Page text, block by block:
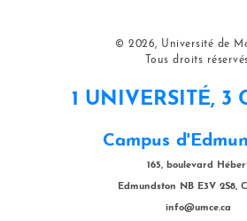
© 2026, Université de
Tous droits
1 UNIVERSITÉ, 3
Campus
165, boulevard
Edmundston NB E3V 2S8,
info@umce.ca